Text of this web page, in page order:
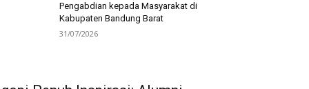
Pengabdian kepada Masyarakat di
Kabupaten Bandung Barat
31/07/2026